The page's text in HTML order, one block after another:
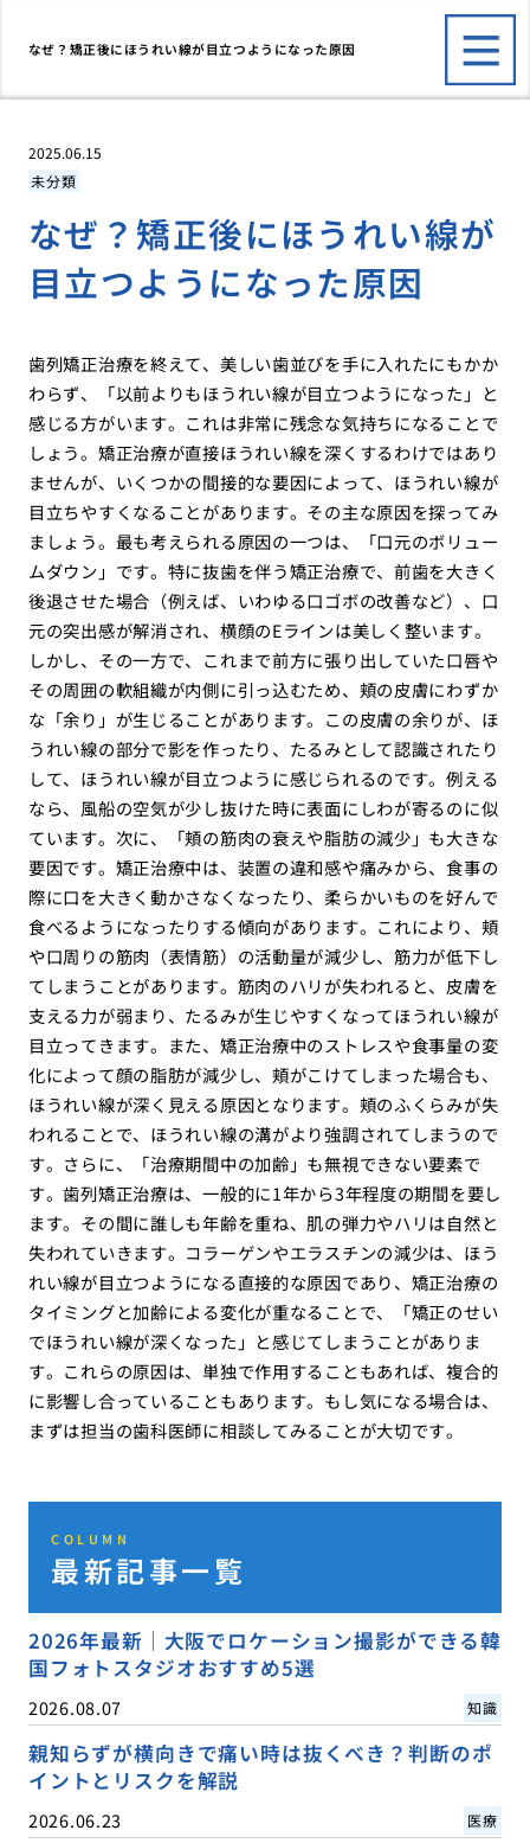
なぜ？矯正後にほうれい線が目立つようになった原因
2025.06.15
未分類
なぜ？矯正後にほうれい線が
目立つようになった原因
歯列矯正治療を終えて、美しい歯並びを手に入れたにもかか
わらず、「以前よりもほうれい線が目立つようになった」と
感じる方がいます。これは非常に残念な気持ちになることで
しょう。矯正治療が直接ほうれい線を深くするわけではあり
ませんが、いくつかの間接的な要因によって、ほうれい線が
目立ちやすくなることがあります。その主な原因を探ってみ
ましょう。最も考えられる原因の一つは、「口元のボリュー
ムダウン」です。特に抜歯を伴う矯正治療で、前歯を大きく
後退させた場合（例えば、いわゆる口ゴボの改善など）、口
元の突出感が解消され、横顔のEラインは美しく整います。
しかし、その一方で、これまで前方に張り出していた口唇や
その周囲の軟組織が内側に引っ込むため、頬の皮膚にわずか
な「余り」が生じることがあります。この皮膚の余りが、ほ
うれい線の部分で影を作ったり、たるみとして認識されたり
して、ほうれい線が目立つように感じられるのです。例える
なら、風船の空気が少し抜けた時に表面にしわが寄るのに似
ています。次に、「頬の筋肉の衰えや脂肪の減少」も大きな
要因です。矯正治療中は、装置の違和感や痛みから、食事の
際に口を大きく動かさなくなったり、柔らかいものを好んで
食べるようになったりする傾向があります。これにより、頬
や口周りの筋肉（表情筋）の活動量が減少し、筋力が低下し
てしまうことがあります。筋肉のハリが失われると、皮膚を
支える力が弱まり、たるみが生じやすくなってほうれい線が
目立ってきます。また、矯正治療中のストレスや食事量の変
化によって顔の脂肪が減少し、頬がこけてしまった場合も、
ほうれい線が深く見える原因となります。頬のふくらみが失
われることで、ほうれい線の溝がより強調されてしまうので
す。さらに、「治療期間中の加齢」も無視できない要素で
す。歯列矯正治療は、一般的に1年から3年程度の期間を要し
ます。その間に誰しも年齢を重ね、肌の弾力やハリは自然と
失われていきます。コラーゲンやエラスチンの減少は、ほう
れい線が目立つようになる直接的な原因であり、矯正治療の
タイミングと加齢による変化が重なることで、「矯正のせい
でほうれい線が深くなった」と感じてしまうことがありま
す。これらの原因は、単独で作用することもあれば、複合的
に影響し合っていることもあります。もし気になる場合は、
まずは担当の歯科医師に相談してみることが大切です。
COLUMN
最新記事一覧
2026年最新｜大阪でロケーション撮影ができる韓
国フォトスタジオおすすめ5選
2026.08.07 知識
親知らずが横向きで痛い時は抜くべき？判断のポ
イントとリスクを解説
2026.06.23 医療